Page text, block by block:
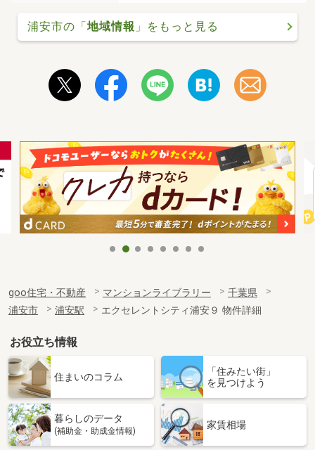
浦安市の「地域情報 」をもっと見る
goo住宅・不動産 マンションライブラリー
千葉県
浦安市
浦安駅 エクセレントシティ浦安９ 物件詳細
お役立ち情報
住まいのコラム
「住みたい街」
を見つけよう
暮らしのデータ
(補助金・助成金情報)
家賃相場